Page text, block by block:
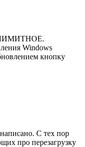
ЛИМИТНОЕ.
Windows
кнопку
С тех пор
про перезагрузку